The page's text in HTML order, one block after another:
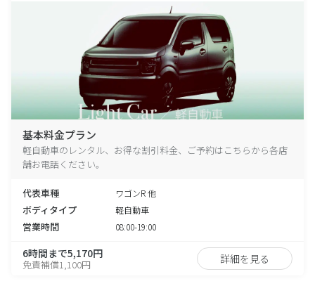
基本料金プラン
軽自動車のレンタル、お得な割引料金、ご予約はこちらから各店
舗お電話ください。
代表車種 ワゴンR 他
ボディタイプ 軽自動車
営業時間 08:00-19:00
6時間まで5,170円
免責補償1,100円 詳細を見る